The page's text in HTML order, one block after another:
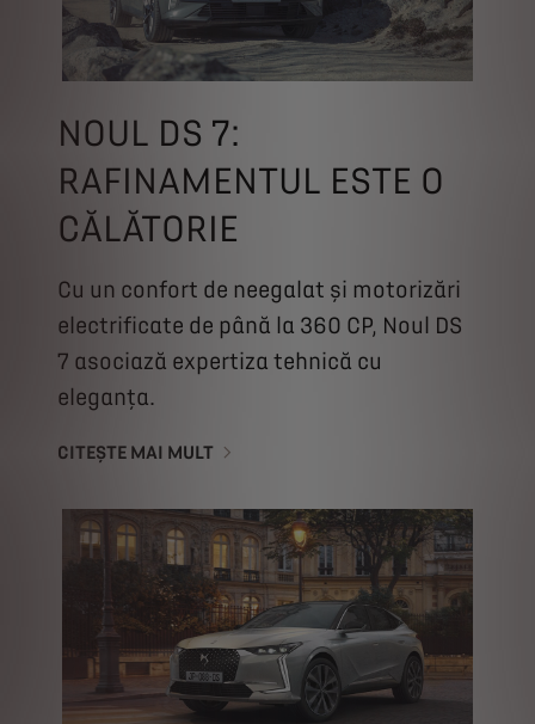
NOUL DS 7:
RAFINAMENTUL ESTE O
CĂLĂTORIE
Cu un confort de neegalat și motorizări
electrificate de până la 360 CP, Noul DS
7 asociază expertiza tehnică cu
eleganța.
CITEȘTE MAI MULT